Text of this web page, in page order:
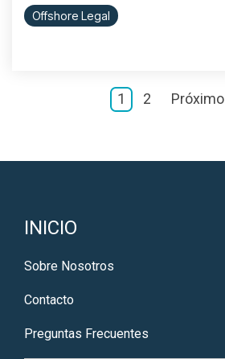
Offshore Legal
1 2 Próximo
INICIO
Sobre Nosotros
Contacto
Preguntas Frecuentes